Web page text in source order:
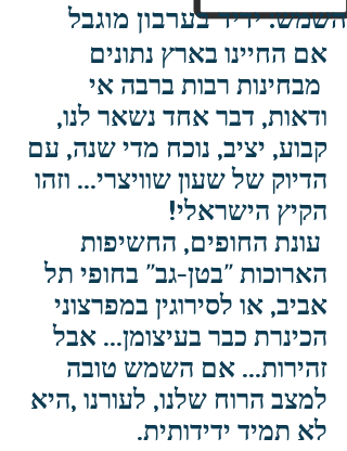
השמש: ידיד בערבון מוגבל
אם החיינו בארץ נתונים
מבחינות רבות ברבה אי
ודאות, דבר אחד נשאר לנו,
קבוע, יציב, נוכח מדי שנה, עם
הדיוק של שעון שוויצרי... וזהו
הקיץ הישראלי!
עונת החופים, החשיפות
הארוכות "בטן-גב" בחופי תל
אביב, או לסירוגין במפרצוני
הכינרת כבר בעיצומן... אבל
זהירות... אם השמש טובה
למצב הרוח שלנו, לעורנו ,היא
לא תמיד ידידותית.